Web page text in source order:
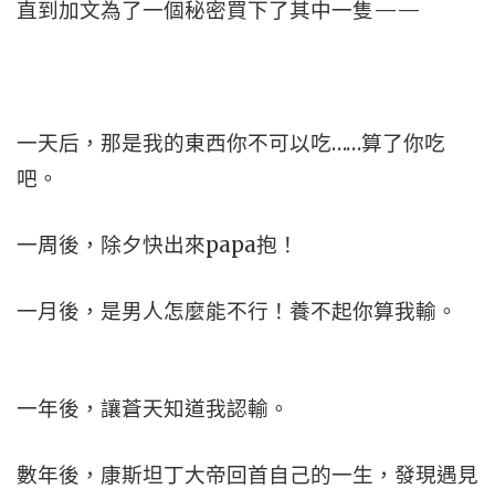
直到加文為了一個秘密買下了其中一隻——
一天后，那是我的東西你不可以吃……算了你吃
吧。
一周後，除夕快出來papa抱！
一月後，是男人怎麼能不行！養不起你算我輸。
一年後，讓蒼天知道我認輸。
數年後，康斯坦丁大帝回首自己的一生，發現遇見